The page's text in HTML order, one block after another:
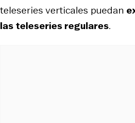
teleseries verticales puedan
las teleseries regulares.